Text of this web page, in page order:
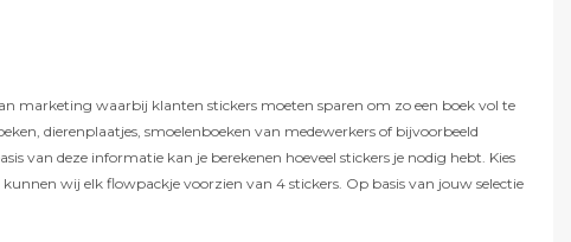
marketing waarbij klanten stickers moeten sparen om zo een boek vol te
dierenplaatjes, smoelenboeken van medewerkers of bijvoorbeeld
van deze informatie kan je berekenen hoeveel stickers je nodig hebt. Kies
wij elk flowpackje voorzien van 4 stickers. Op basis van jouw selectie